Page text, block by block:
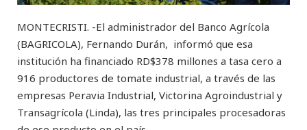
MONTECRISTI. -El administrador del Banco Agrícola
(BAGRICOLA), Fernando Durán, informó que esa
institución ha financiado RD$378 millones a tasa cero a
916 productores de tomate industrial, a través de las
empresas Peravia Industrial, Victorina Agroindustrial y
Transagrícola (Linda), las tres principales procesadoras